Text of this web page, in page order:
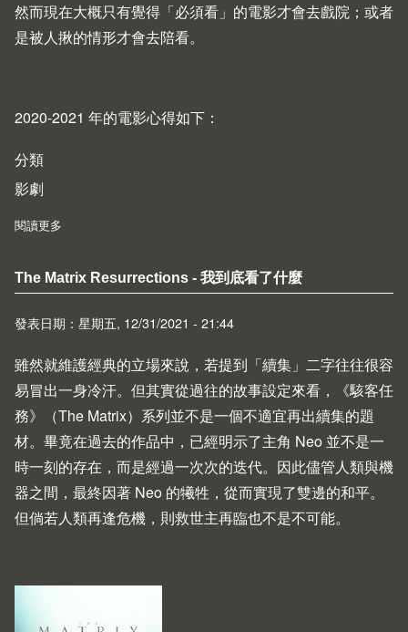
然而現在大概只有覺得「必須看」的電影才會去戲院；或者
是被人揪的情形才會去陪看。
2020-2021 年的電影心得如下：
分類
影劇
閱讀更多
The Matrix Resurrections - 我到底看了什麼
發表日期：星期五, 12/31/2021 - 21:44
雖然就維護經典的立場來說，若提到「續集」二字往往很容
易冒出一身冷汗。但其實從過往的故事設定來看，《駭客任
務》（The Matrix）系列並不是一個不適宜再出續集的題
材。畢竟在過去的作品中，已經明示了主角 Neo 並不是一
時一刻的存在，而是經過一次次的迭代。因此儘管人類與機
器之間，最終因著 Neo 的犧牲，從而實現了雙邊的和平。
但倘若人類再逢危機，則救世主再臨也不是不可能。